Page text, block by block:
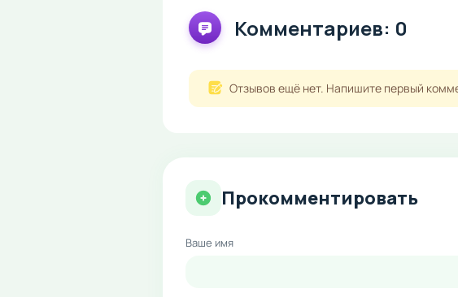
Комментариев: 0
Отзывов ещё нет. Напишите первый
Прокомментировать
Ваше имя